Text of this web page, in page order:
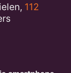
112